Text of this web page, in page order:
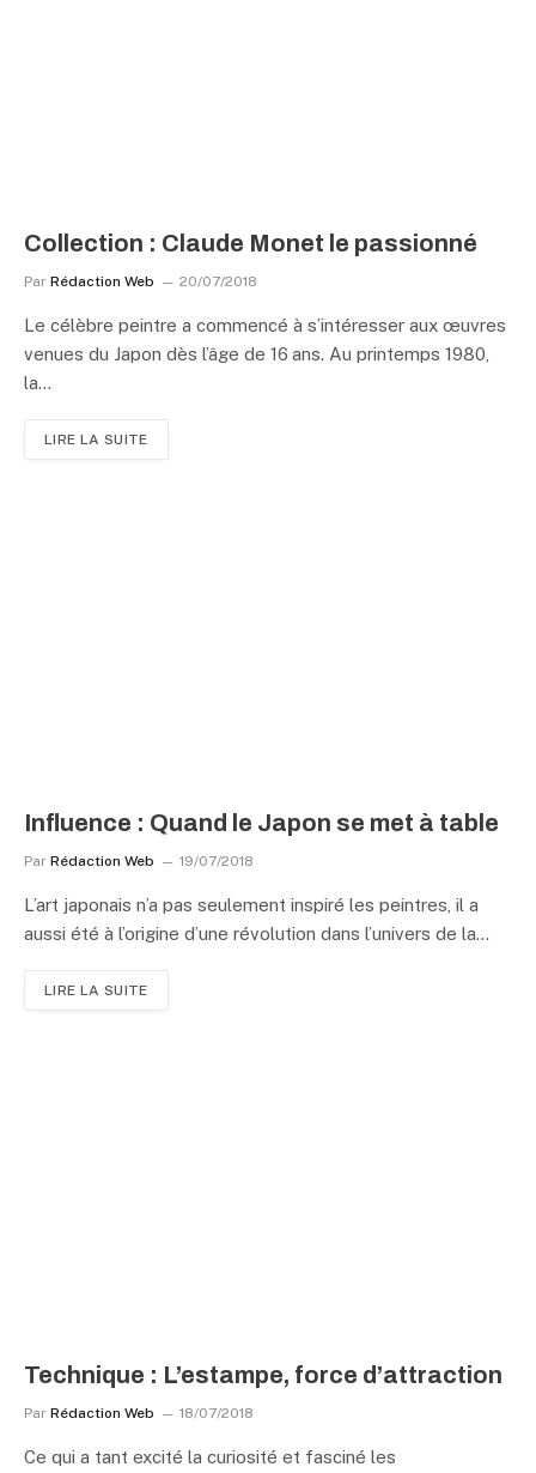
Collection : Claude Monet le passionné
Par Rédaction Web 20/07/2018
Le célèbre peintre a commencé à s’intéresser aux œuvres
venues du Japon dès l’âge de 16 ans. Au printemps 1980,
la…
LIRE LA SUITE
Influence : Quand le Japon se met à table
Par Rédaction Web 19/07/2018
L’art japonais n’a pas seulement inspiré les peintres, il a
aussi été à l’origine d’une révolution dans l’univers de la…
LIRE LA SUITE
Technique : L’estampe, force d’attraction
Par Rédaction Web 18/07/2018
Ce qui a tant excité la curiosité et fasciné les